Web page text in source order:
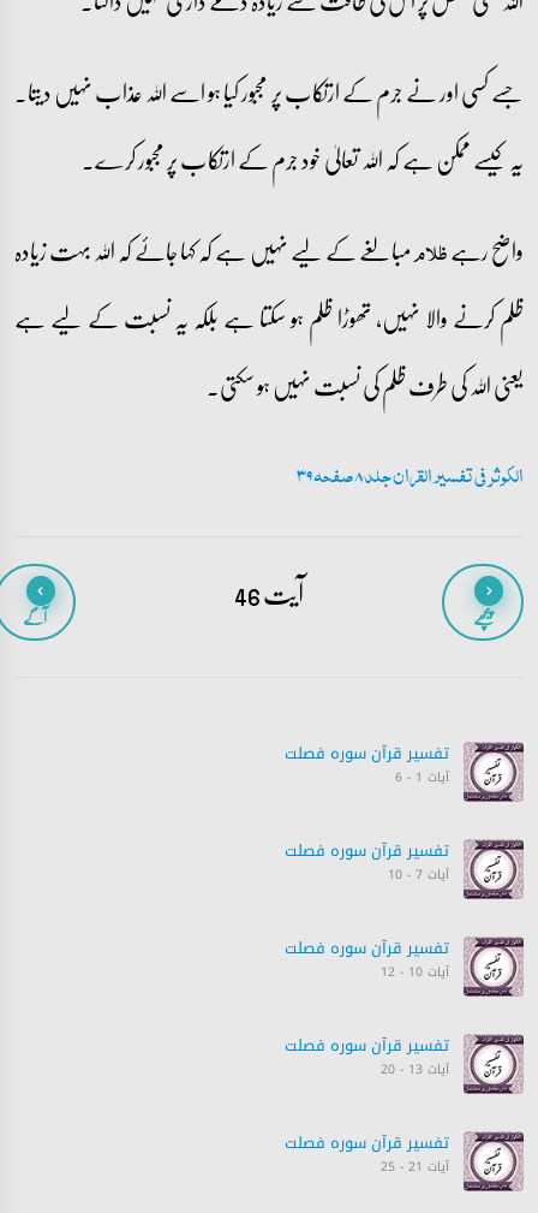
جسے کسی اور نے جرم کے ارتکاب پر مجبور کیا ہو اسے اللہ عذاب نہیں دیتا۔
یہ کیسے ممکن ہے کہ اللہ تعالیٰ خود جرم کے ارتکاب پر مجبور کرے۔
واضح رہےظلاممبالغے کے لیے نہیں ہے کہ کہا جائے کہ اللہ بہت زیادہ
ظلم کرنے والا نہیں، تھوڑا ظلم ہو سکتا ہے بلکہ یہ نسبت کے لیے ہے
یعنی اللہ کی طرف ظلم کی نسبت نہیں ہو سکتی۔
الکوثر فی تفسیر القران جلد 8 صفحہ 39
پیچھے آیت 46 آگے
تفسیر قرآن سورہ ‎فصلت
آیات 1 - 6
تفسیر قرآن سورہ ‎فصلت
آیات 7 - 10
تفسیر قرآن سورہ ‎فصلت
آیات 10 - 12
تفسیر قرآن سورہ ‎فصلت
آیات 13 - 20
تفسیر قرآن سورہ ‎فصلت
آیات 21 - 25